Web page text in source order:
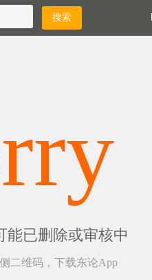
能已删除或审核中
二维码，下载东论App